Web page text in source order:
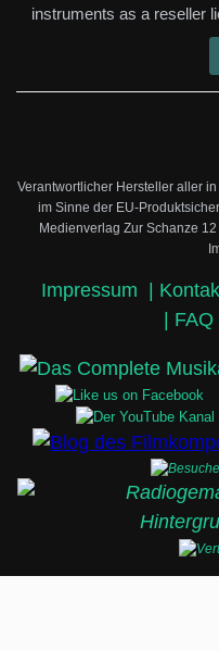
instruments as a reseller
Verantwortlicher Hersteller aller
im Sinne der EU-
Medienverlag Zur Schanze
Impressum
FAQ |